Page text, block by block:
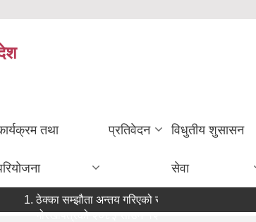
तथा प्रतिवेदन विधुतीय शुसासन
सेवा
ठेक्का सम्झौता अन्तय गरिएको सम्बन्धी सूचना ।
गोरखापत्रको २०८३ साउन १२ गते मा सूचना प्रकाशन ।